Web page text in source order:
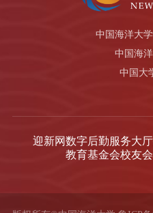
中国海洋大
中国海
中国大
迎新网数字后勤服务大厅
教育基金会校友会